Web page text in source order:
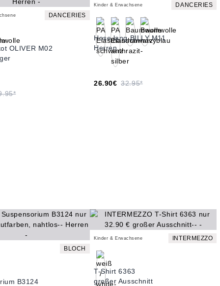
DANCERIES
OLIVER M02
Kinder & Erwachsene DANCERIES
Hose lang BILLY M11
Herren
26.90€ 32.95*
BLOCH
B3124
Kinder & Erwachsene INTERMEZZO
T-Shirt 6363
großer Ausschnitt